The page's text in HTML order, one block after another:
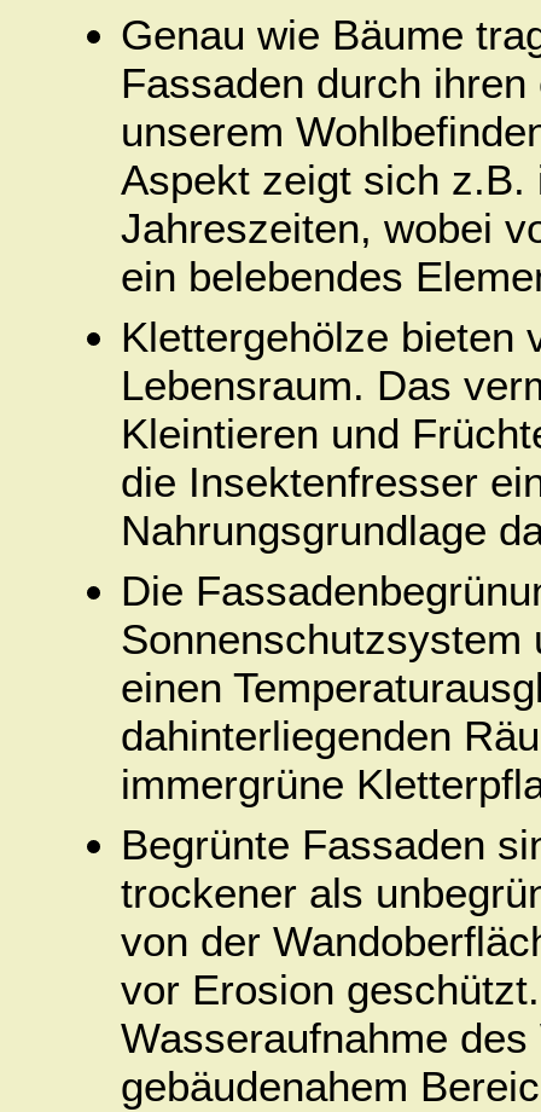
Genau wie Bäume
Fassaden durch
unserem
Aspekt zeigt sich z.B.
Jahreszeiten, wobei
ein belebendes
Klettergehölze bieten
Lebensraum. Das
Kleintieren und
die Insektenfresser
Nahrungsgrundlage
Die
Sonnenschutzsystem
einen
dahinterliegenden
immergrüne
Begrünte Fassaden
trockener als
von der
vor Erosion
Wasseraufnahme
gebäudenahem